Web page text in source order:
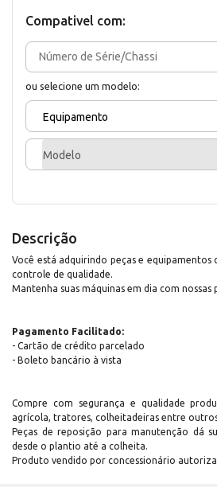
Compativel com:
ou selecione um modelo:
Equipamento
Modelo
Descrição
Você está adquirindo peças e equipamentos
controle de qualidade.
Mantenha suas máquinas em dia com nossas
Pagamento Facilitado:
- Cartão de crédito parcelado
- Boleto bancário à vista
Compre com segurança e qualidade
agrícola, tratores, colheitadeiras entre
Peças de reposição para manutenção dá
desde o plantio até a colheita.
Produto vendido por concessionário